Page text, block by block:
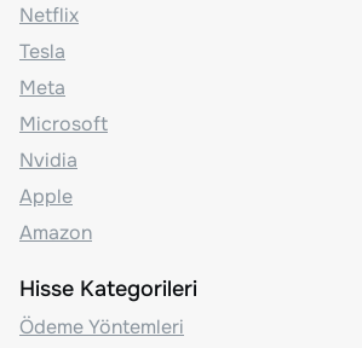
Netflix
Tesla
Meta
Microsoft
Nvidia
Apple
Amazon
Hisse Kategorileri
Ödeme Yöntemleri